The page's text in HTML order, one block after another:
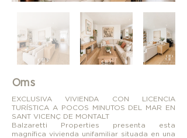
Oms
EXCLUSIVA VIVIENDA CON LICENCIA
TURÍSTICA A POCOS MINUTOS DEL MAR EN
SANT VICENÇ DE MONTALT
Balzaretti Properties presenta esta
magnífica vivienda unifamiliar situada en una